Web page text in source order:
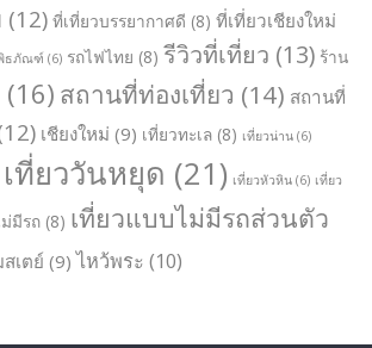
(12) ที่เที่ยวบรรยากาศดี (8) ที่เที่ยวเชียงใหม่
ธภัณฑ์ (6) รถไฟไทย (8) รีวิวที่เที่ยว (13) ร้าน
(16) สถานที่ท่องเที่ยว (14) สถานที่
เชียงใหม่ (9) เที่ยวทะเล (8) เที่ยวน่าน (6)
เที่ยววันหยุด (21) เที่ยวหัวหิน (6) เที่ยว
มีรถ (8) เที่ยวแบบไม่มีรถส่วนตัว
เตย์ (9) ไหว้พระ (10)